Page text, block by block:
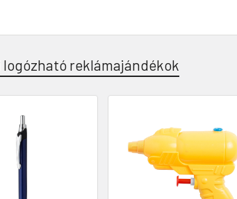
logózható reklámajándékok